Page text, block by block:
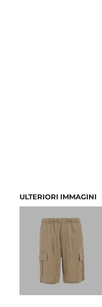
ULTERIORI IMMAGINI